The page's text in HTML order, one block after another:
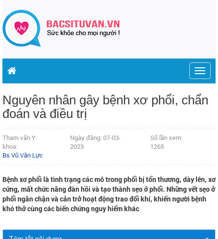
Nguyên nhân gây bệnh xơ phổi, chẩn
đoán và điều trị
Tham vấn Y
khoa:
Bs Vũ Văn Lực
Ngày đăng: 07-03-
2023
Số lần xem:
1265
Bệnh xơ phổi là tình trạng các mô trong phổi bị tổn thương, dày lên, xơ
cứng, mất chức năng đàn hồi và tạo thành sẹo ở phổi. Những vết sẹo ở
phổi ngăn chặn và cản trở hoạt động trao đổi khí, khiến người bệnh
khó thở cùng các biến chứng nguy hiểm khác